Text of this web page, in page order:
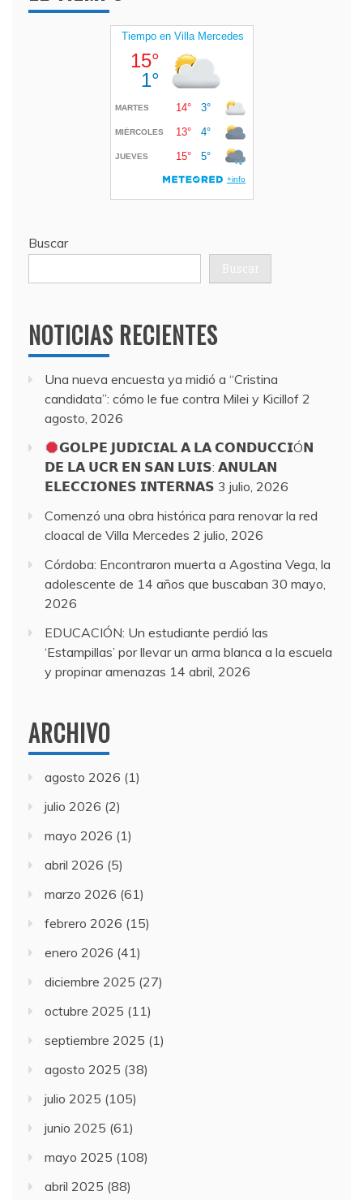
Buscar
Buscar
NOTICIAS RECIENTES
Una nueva encuesta ya midió a “Cristina
candidata”: cómo le fue contra Milei y Kicillof 2
agosto, 2026
𝗚𝗢𝗟𝗣𝗘 𝗝𝗨𝗗𝗜𝗖𝗜𝗔𝗟 𝗔 𝗟𝗔 𝗖𝗢𝗡𝗗𝗨𝗖𝗖𝗜Ó𝗡
𝗗𝗘 𝗟𝗔 𝗨𝗖𝗥 𝗘𝗡 𝗦𝗔𝗡 𝗟𝗨𝗜𝗦: 𝗔𝗡𝗨𝗟𝗔𝗡
𝗘𝗟𝗘𝗖𝗖𝗜𝗢𝗡𝗘𝗦 𝗜𝗡𝗧𝗘𝗥𝗡𝗔𝗦 3 julio, 2026
Comenzó una obra histórica para renovar la red
cloacal de Villa Mercedes 2 julio, 2026
Córdoba: Encontraron muerta a Agostina Vega, la
adolescente de 14 años que buscaban 30 mayo,
2026
EDUCACIÓN: Un estudiante perdió las
‘Estampillas’ por llevar un arma blanca a la escuela
y propinar amenazas 14 abril, 2026
ARCHIVO
agosto 2026 (1)
julio 2026 (2)
mayo 2026 (1)
abril 2026 (5)
marzo 2026 (61)
febrero 2026 (15)
enero 2026 (41)
diciembre 2025 (27)
octubre 2025 (11)
septiembre 2025 (1)
agosto 2025 (38)
julio 2025 (105)
junio 2025 (61)
mayo 2025 (108)
abril 2025 (88)